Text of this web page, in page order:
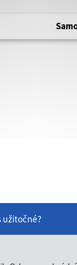
Prešovského
užitočné?